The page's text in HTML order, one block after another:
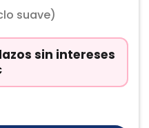
suave)
sin intereses